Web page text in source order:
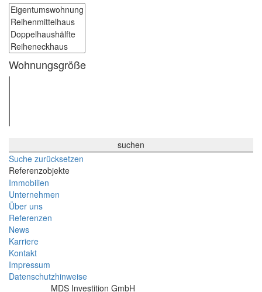
Wohnungsgröße
Suche zurücksetzen
Referenzobjekte
Immobilien
Unternehmen
Über uns
Referenzen
News
Karriere
Kontakt
Impressum
Datenschutzhinweise
MDS Investition GmbH